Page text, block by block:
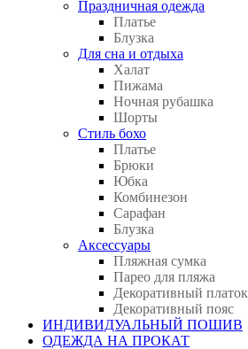
Праздничная одежда
Платье
Блузка
Для сна и отдыха
Халат
Пижама
Ночная рубашка
Шорты
Стиль бохо
Платье
Брюки
Юбка
Комбинезон
Сарафан
Блузка
Аксессуары
Пляжная сумка
Парео для пляжа
Декоративный платок
Декоративный пояс
ИНДИВИДУАЛЬНЫЙ ПОШИВ
ОДЕЖДА НА ПРОКАТ